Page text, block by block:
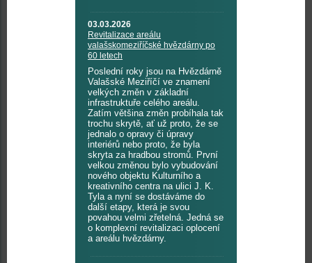
03.03.2026
Revitalizace areálu
valašskomeziříčské hvězdárny po
60 letech
Poslední roky jsou na Hvězdárně
Valašské Meziříčí ve znamení
velkých změn v základní
infrastruktuře celého areálu.
Zatím většina změn probíhala tak
trochu skrytě, ať už proto, že se
jednalo o opravy či úpravy
interiérů nebo proto, že byla
skryta za hradbou stromů. První
velkou změnou bylo vybudování
nového objektu Kulturního a
kreativního centra na ulici J. K.
Tyla a nyní se dostáváme do
další etapy, která je svou
povahou velmi zřetelná. Jedná se
o komplexní revitalizaci oplocení
a areálu hvězdárny.